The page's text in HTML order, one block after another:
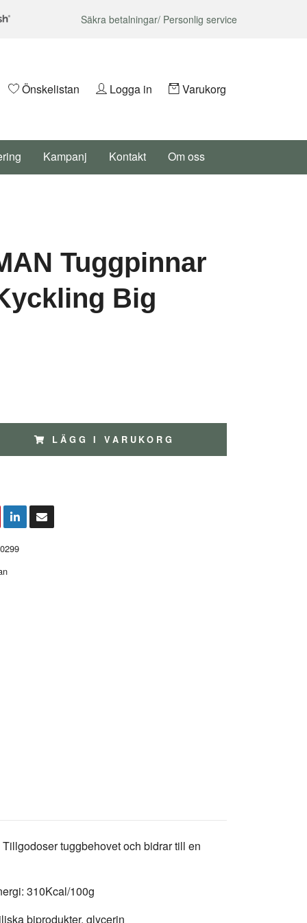
Säkra betalningar/ Personlig service
Önskelistan Logga in Varukorg
Kampanj Kontakt Om oss
Tuggpinnar
Big
LÄGG I VARUKORG
tuggbehovet och bidrar till en
310Kcal/100g
biprodukter, glycerin